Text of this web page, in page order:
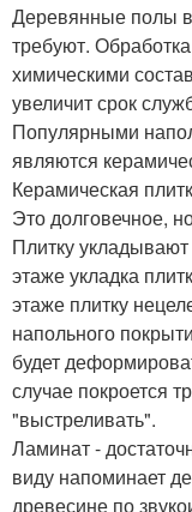
Деревянные полы
требуют.
химическими
увеличит срок
Популярными
являются
Керамическая
Это долговечное,
Плитку
этаже укладка
этаже плитку
напольного
будет
случае покроется
"выстреливать".
Ламинат -
виду напоминает
древесине по